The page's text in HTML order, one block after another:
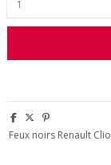
Feux noirs Renault Clio